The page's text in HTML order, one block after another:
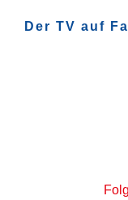
Der TV auf